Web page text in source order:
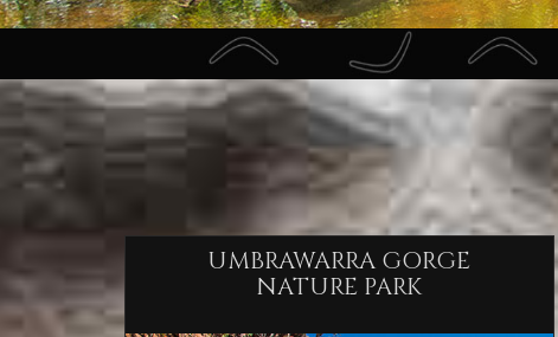
UMBRAWARRA GORGE
NATURE PARK